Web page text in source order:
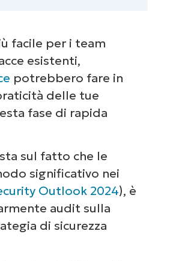
facile per i team
esistenti,
potrebbero fare in
delle tue
fase di rapida
sul fatto che le
significativo nei
Outlook 2024), è
audit sulla
di sicurezza